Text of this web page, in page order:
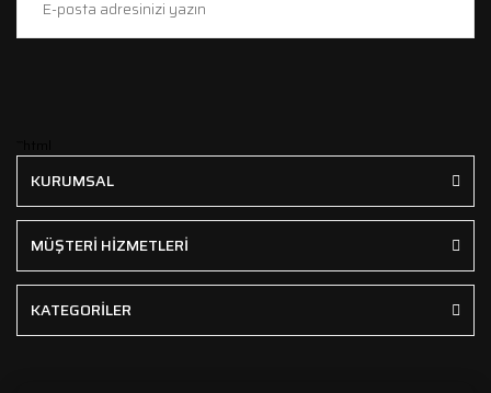
KURUMSAL
MÜŞTERİ HİZMETLERİ
KATEGORİLER